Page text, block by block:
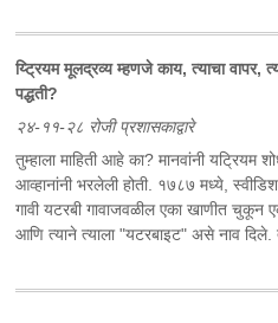
य्ट्रियम मूलद्रव्य म्हणजे काय, त्याचा वापर,
पद्धती?
२४-११-२८ रोजी प्रशासकाद्वारे
तुम्हाला माहिती आहे का? मानवांनी
आव्हानांनी भरलेली होती. १७८७ मध्ये,
गावी यटरबी गावाजवळील एका खाणीत
आणि त्याने त्याला "यटरबाइट" असे नाव दिले.